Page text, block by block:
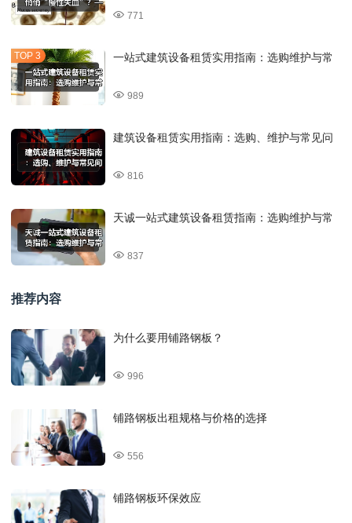
771
一站式建筑设备租赁实用指南：选购维护与常
989
建筑设备租赁实用指南：选购、维护与常见问
816
天诚一站式建筑设备租赁指南：选购维护与常
837
推荐内容
为什么要用铺路钢板？
996
铺路钢板出租规格与价格的选择
556
铺路钢板环保效应